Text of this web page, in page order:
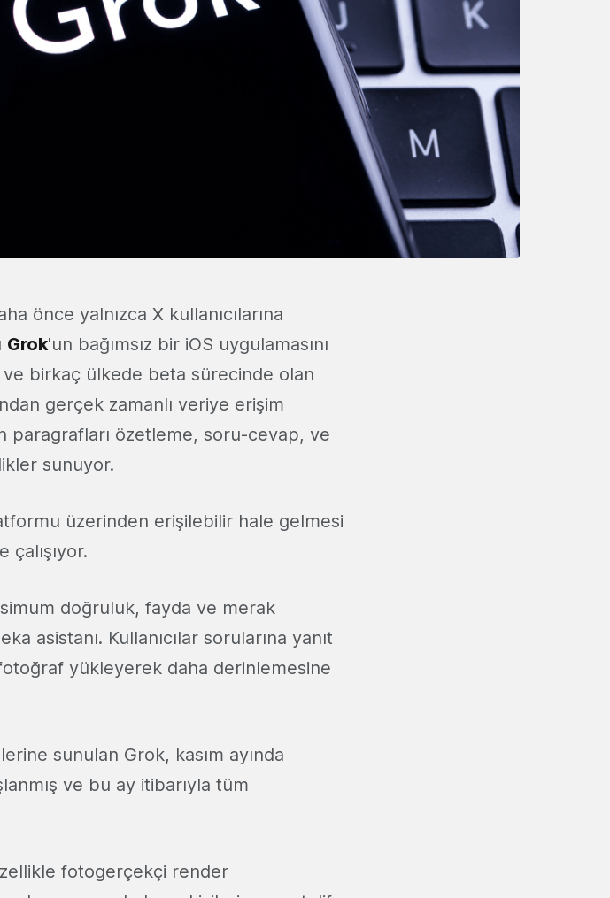
önce yalnızca X kullanıcılarına
Grok'un bağımsız bir iOS uygulamasını
birkaç ülkede beta sürecinde olan
gerçek zamanlı veriye erişim
paragrafları özetleme, soru-cevap, ve
sunuyor.
üzerinden erişilebilir hale gelmesi
çalışıyor.
doğruluk, fayda ve merak
asistanı. Kullanıcılar sorularına yanıt
yükleyerek daha derinlemesine
sunulan Grok, kasım ayında
ve bu ay itibarıyla tüm
fotogerçekçi render